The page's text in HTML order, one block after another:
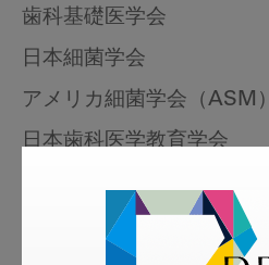
歯科基礎医学会
日本細菌学会
アメリカ細菌学会（ASM）
日本歯科医学教育学会